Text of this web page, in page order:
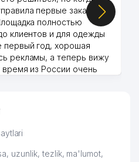
первые заказы,
полностью
клиентов и для одежды
первый год, хорошая
рекламы, а теперь вижу
из России очень
uzunlik, tezlik, ma'lumot,